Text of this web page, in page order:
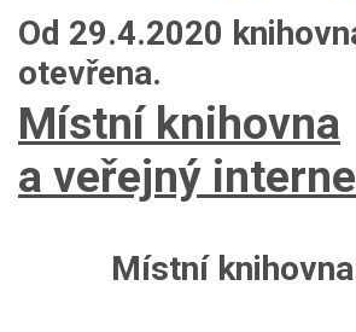
Od 29.4.2020
otevřena.
Místní knihovna
a veřejný
Místní